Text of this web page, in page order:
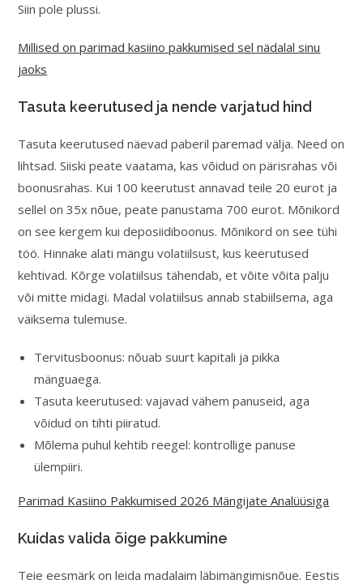
Siin pole plussi.
Millised on parimad kasiino pakkumised sel nädalal sinu
jaoks
Tasuta keerutused ja nende varjatud hind
Tasuta keerutused näevad paberil paremad välja. Need on
lihtsad. Siiski peate vaatama, kas võidud on pärisrahas või
boonusrahas. Kui 100 keerutust annavad teile 20 eurot ja
sellel on 35x nõue, peate panustama 700 eurot. Mõnikord
on see kergem kui deposiidiboonus. Mõnikord on see tühi
töö. Hinnake alati mängu volatiilsust, kus keerutused
kehtivad. Kõrge volatiilsus tähendab, et võite võita palju
või mitte midagi. Madal volatiilsus annab stabiilsema, aga
väiksema tulemuse.
Tervitusboonus: nõuab suurt kapitali ja pikka
mänguaega.
Tasuta keerutused: vajavad vähem panuseid, aga
võidud on tihti piiratud.
Mõlema puhul kehtib reegel: kontrollige panuse
ülempiiri.
Parimad Kasiino Pakkumised 2026 Mängijate Analüüsiga
Kuidas valida õige pakkumine
Teie eesmärk on leida madalaim läbimängimisnõue. Eestis